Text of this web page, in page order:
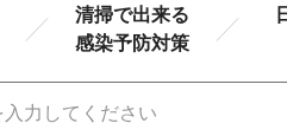
清掃で出来る
感染予防対策